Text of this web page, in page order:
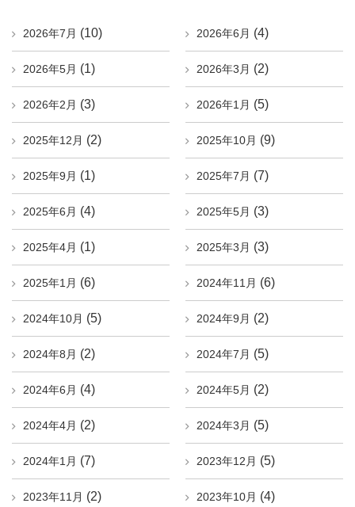
2026年7月 (10) 2026年6月 (4)
2026年5月 (1) 2026年3月 (2)
2026年2月 (3) 2026年1月 (5)
2025年12月 (2) 2025年10月 (9)
2025年9月 (1) 2025年7月 (7)
2025年6月 (4) 2025年5月 (3)
2025年4月 (1) 2025年3月 (3)
2025年1月 (6) 2024年11月 (6)
2024年10月 (5) 2024年9月 (2)
2024年8月 (2) 2024年7月 (5)
2024年6月 (4) 2024年5月 (2)
2024年4月 (2) 2024年3月 (5)
2024年1月 (7) 2023年12月 (5)
2023年11月 (2) 2023年10月 (4)